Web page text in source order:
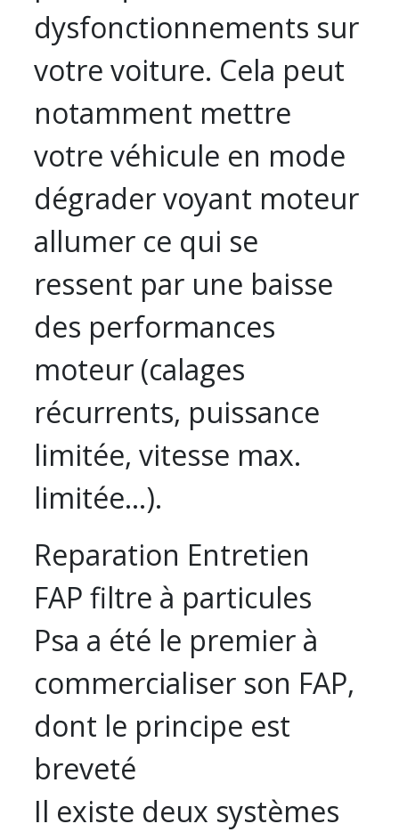
dysfonctionnements sur
votre voiture. Cela peut
notamment mettre
votre véhicule en mode
dégrader voyant moteur
allumer ce qui se
ressent par une baisse
des performances
moteur (calages
récurrents, puissance
limitée, vitesse max.
limitée…).
Reparation Entretien
FAP filtre à particules
Psa a été le premier à
commercialiser son FAP,
dont le principe est
breveté
Il existe deux systèmes